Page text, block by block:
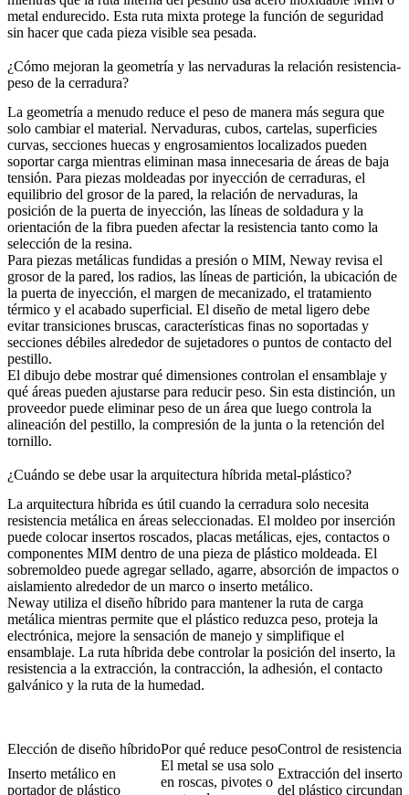
metal endurecido. Esta ruta mixta protege la función de seguridad
sin hacer que cada pieza visible sea pesada.
¿Cómo mejoran la geometría y las nervaduras la relación resistencia-
peso de la cerradura?
La geometría a menudo reduce el peso de manera más segura que
solo cambiar el material. Nervaduras, cubos, cartelas, superficies
curvas, secciones huecas y engrosamientos localizados pueden
soportar carga mientras eliminan masa innecesaria de áreas de baja
tensión. Para piezas moldeadas por inyección de cerraduras, el
equilibrio del grosor de la pared, la relación de nervaduras, la
posición de la puerta de inyección, las líneas de soldadura y la
orientación de la fibra pueden afectar la resistencia tanto como la
selección de la resina.
Para piezas metálicas fundidas a presión o MIM, Neway revisa el
grosor de la pared, los radios, las líneas de partición, la ubicación de
la puerta de inyección, el margen de mecanizado, el tratamiento
térmico y el acabado superficial. El diseño de metal ligero debe
evitar transiciones bruscas, características finas no soportadas y
secciones débiles alrededor de sujetadores o puntos de contacto del
pestillo.
El dibujo debe mostrar qué dimensiones controlan el ensamblaje y
qué áreas pueden ajustarse para reducir peso. Sin esta distinción, un
proveedor puede eliminar peso de un área que luego controla la
alineación del pestillo, la compresión de la junta o la retención del
tornillo.
¿Cuándo se debe usar la arquitectura híbrida metal-plástico?
La arquitectura híbrida es útil cuando la cerradura solo necesita
resistencia metálica en áreas seleccionadas. El moldeo por inserción
puede colocar insertos roscados, placas metálicas, ejes, contactos o
componentes MIM dentro de una pieza de plástico moldeada. El
sobremoldeo puede agregar sellado, agarre, absorción de impactos o
aislamiento alrededor de un marco o inserto metálico.
Neway utiliza el diseño híbrido para mantener la ruta de carga
metálica mientras permite que el plástico reduzca peso, proteja la
electrónica, mejore la sensación de manejo y simplifique el
ensamblaje. La ruta híbrida debe controlar la posición del inserto, la
resistencia a la extracción, la contracción, la adhesión, el contacto
galvánico y la ruta de la humedad.
Elección de diseño híbridoPor qué reduce pesoControl de resistencia
Inserto metálico en
portador de plástico
El metal se usa solo
en roscas, pivotes o
Extracción del inserto
del plástico